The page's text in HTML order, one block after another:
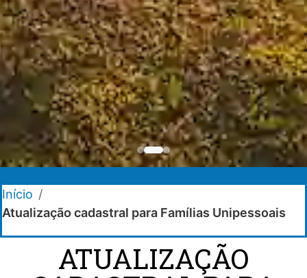
Início /
Atualização cadastral para Famílias Unipessoais
ATUALIZAÇÃO